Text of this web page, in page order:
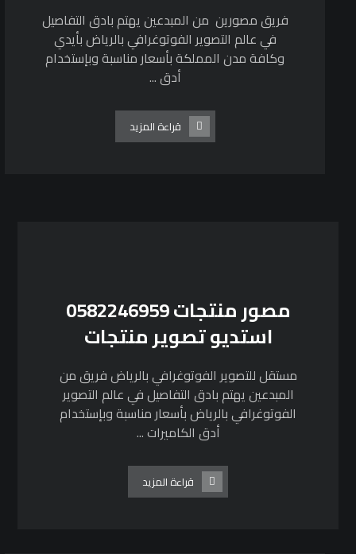
فريق مصورين من المبدعين يهتم بادق التفاصيل
في عالم التصوير الفوتوغرافي بالرياض بأيدي
وكافة مدن المملكة بأسعار مناسبة وبإستخدام
أدق ...
قراءة المزيد
مصور منتجات 0582246959
استديو تصوير منتجات
مستقل للتصوير الفوتوغرافي بالرياض فريق من
المبدعين يهتم بادق التفاصيل في عالم التصوير
الفوتوغرافي بالرياض بأسعار مناسبة وبإستخدام
أدق الكاميرات ...
قراءة المزيد